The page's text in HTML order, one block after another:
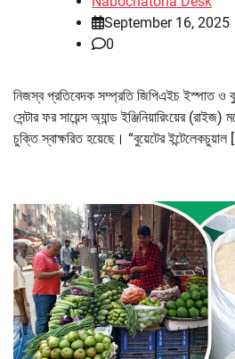
September 16, 2025
0
নিজস্ব প্রতিবেদক সম্প্রতি জিপিএইচ ইস্পাত ও
সেন্টার ফর সায়েন্স অ্যান্ড ইঞ্জিনিয়ারিংয়ের
চুক্তি স্বাক্ষরিত হয়েছে। “বুয়েটের ইন্টেলেকচুয়াল